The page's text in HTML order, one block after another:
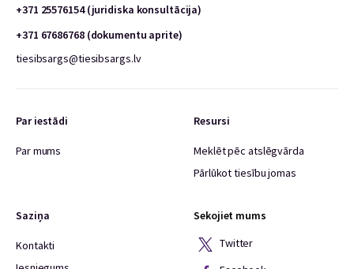
+371 25576154 (juridiska konsultācija)
+371 67686768 (dokumentu aprite)
tiesibsargs@tiesibsargs.lv
Par iestādi
Par mums
Resursi
Meklēt pēc atslēgvārda
Pārlūkot tiesību jomas
Saziņa
Kontakti
Sekojiet mums
Twitter